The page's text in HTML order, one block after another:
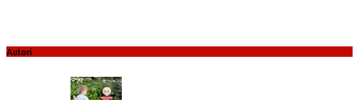
Autori